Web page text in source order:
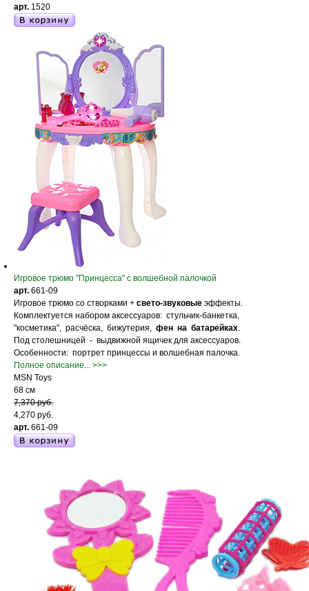
арт. 1520
Игровое трюмо "Принцесса" с волшебной палочкой
арт. 661-09
Игровое трюмо со створками + свето-звуковые эффекты.
Комплектуется набором аксессуаров: стульчик-банкетка,
"косметика", расчёска, бижутерия, фен на батарейках.
Под столешницей - выдвижной ящичек для аксессуаров.
Особенности: портрет принцессы и волшебная палочка.
Полное описание... >>>
MSN Toys
68 см
7,370 руб.
4,270 руб.
арт. 661-09